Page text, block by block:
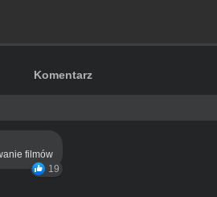
Komentarz
filmów
19